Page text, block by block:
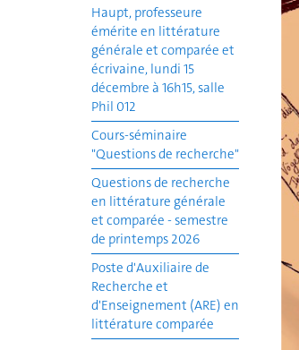
Haupt, professeure
émérite en littérature
générale et comparée et
écrivaine, lundi 15
décembre à 16h15, salle
Phil 012
Cours-séminaire
"Questions de recherche"
Questions de recherche
en littérature générale
et comparée - semestre
de printemps 2026
Poste d'Auxiliaire de
Recherche et
d'Enseignement (ARE) en
littérature comparée